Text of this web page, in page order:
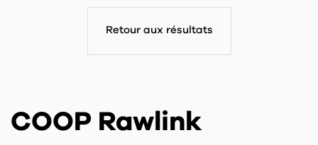
Retour aux résultats
COOP Rawlink